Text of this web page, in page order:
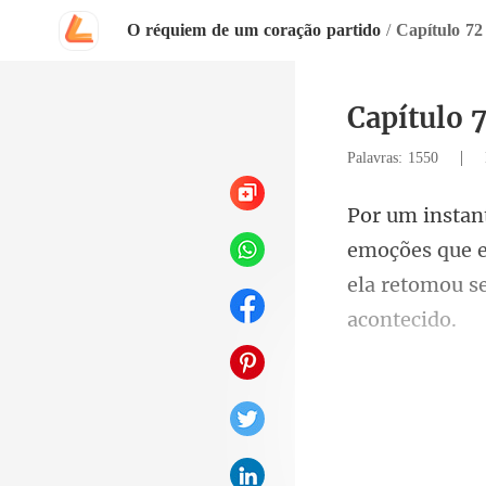
O réquiem de um coração partido / Capítulo 72
Capítulo
Palavras: 1550 |
ções que
ela